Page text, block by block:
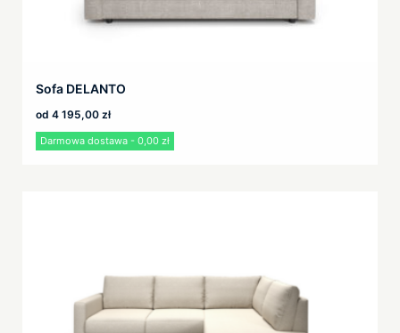
Sofa DELANTO
od 4 195,00 zł
Darmowa dostawa - 0,00 zł